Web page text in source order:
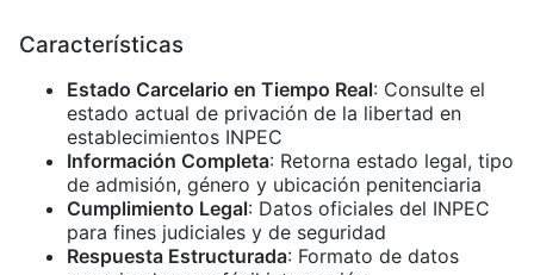
Características
Estado Carcelario en Tiempo Real: Consulte el
estado actual de privación de la libertad en
establecimientos INPEC
Información Completa: Retorna estado legal, tipo
de admisión, género y ubicación penitenciaria
Cumplimiento Legal: Datos oficiales del INPEC
para fines judiciales y de seguridad
Respuesta Estructurada: Formato de datos